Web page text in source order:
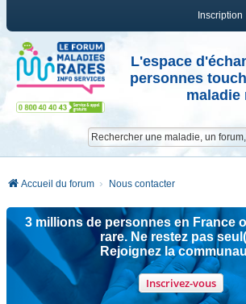
Inscription
L'espace
personnes
maladie
Accueil du forum Nous contacter
3 millions de personnes en France
rare. Ne restez pas
Rejoignez la
Inscrivez-vous